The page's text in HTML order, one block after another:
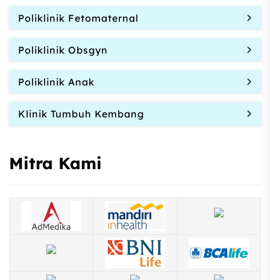
Poliklinik Fetomaternal
Poliklinik Obsgyn
Poliklinik Anak
Klinik Tumbuh Kembang
Mitra Kami